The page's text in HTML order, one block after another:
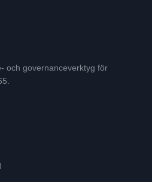
och governanceverktyg för